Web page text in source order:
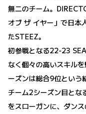
無二のチーム。
オブ ザ イヤー」で日本
たSTEEZ。
初参戦となる22-23
なく個々の高いスキル
ーズンは総合9位という
チーム2シーズン目と
をスローガンに、ダン